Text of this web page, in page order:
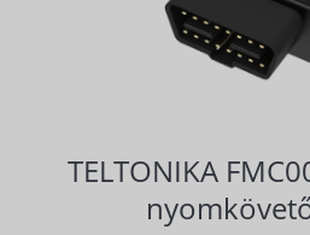
TELTONIKA